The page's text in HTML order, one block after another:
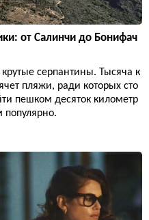
от Салинчи до Бонифач
серпантины. Тысяча к
пляжи, ради которых сто
пешком десяток километр
популярно.